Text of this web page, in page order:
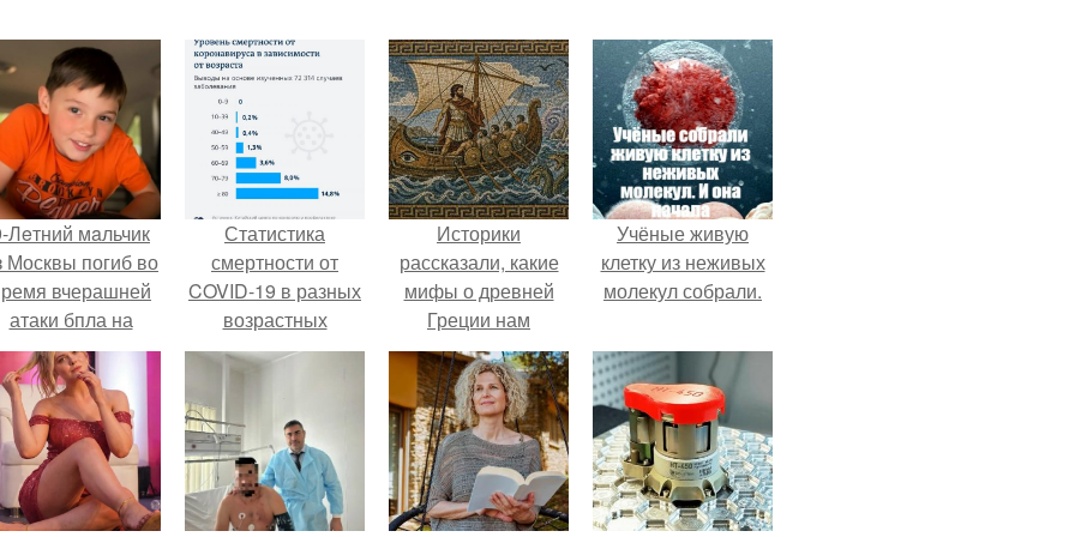
Лeтний мaльчик
Москвы погиб во
вчерашней
атаки бпла на
пляже под
Геленджиком.
Статистика
смертности от
COVID-19 в разных
возрастных
группах: что нужно
знать
Историки
рассказали, какие
мифы о древней
Греции нам
навязало кино.
Учёные живую
клетку из неживых
молекул собрали.